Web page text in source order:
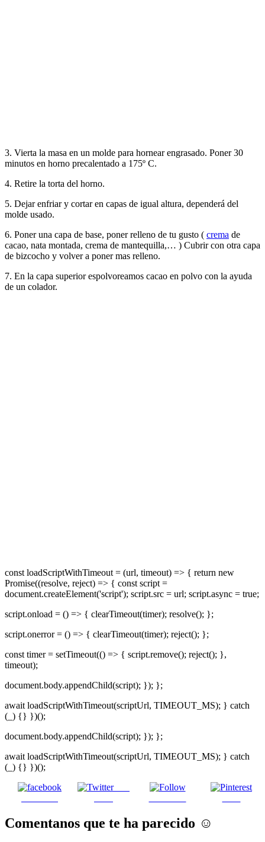
3. Vierta la masa en un molde para hornear engrasado. Poner 30
minutos en horno precalentado a 175º C.
4. Retire la torta del horno.
5. Dejar enfriar y cortar en capas de igual altura, dependerá del
molde usado.
6. Poner una capa de base, poner relleno de tu gusto ( crema de
cacao, nata montada, crema de mantequilla,… ) Cubrir con otra capa
de bizcocho y volver a poner mas relleno.
7. En la capa superior espolvoreamos cacao en polvo con la ayuda
de un colador.
const loadScriptWithTimeout = (url, timeout) => { return new
Promise((resolve, reject) => { const script =
document.createElement('script'); script.src = url; script.async = true;
script.onload = () => { clearTimeout(timer); resolve(); };
script.onerror = () => { clearTimeout(timer); reject(); };
const timer = setTimeout(() => { script.remove(); reject(); },
timeout);
document.body.appendChild(script); }); };
await loadScriptWithTimeout(scriptUrl, TIMEOUT_MS); } catch
(_) {} })();
document.body.appendChild(script); }); };
await loadScriptWithTimeout(scriptUrl, TIMEOUT_MS); } catch
(_) {} })();
Post
Comentanos que te ha parecido ☺